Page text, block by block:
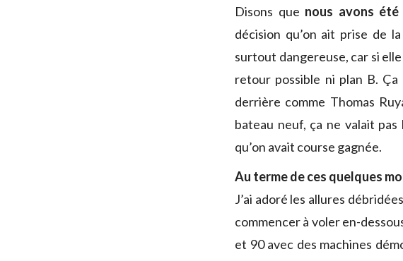
Disons que nous avons
décision qu’on ait prise de
surtout dangereuse, car si elle
retour possible ni plan B.
derrière comme Thomas
bateau neuf, ça ne valait
qu’on avait course gagnée.
Au terme de ces quelques
J’ai adoré les allures
commencer à voler en-
et 90 avec des machines